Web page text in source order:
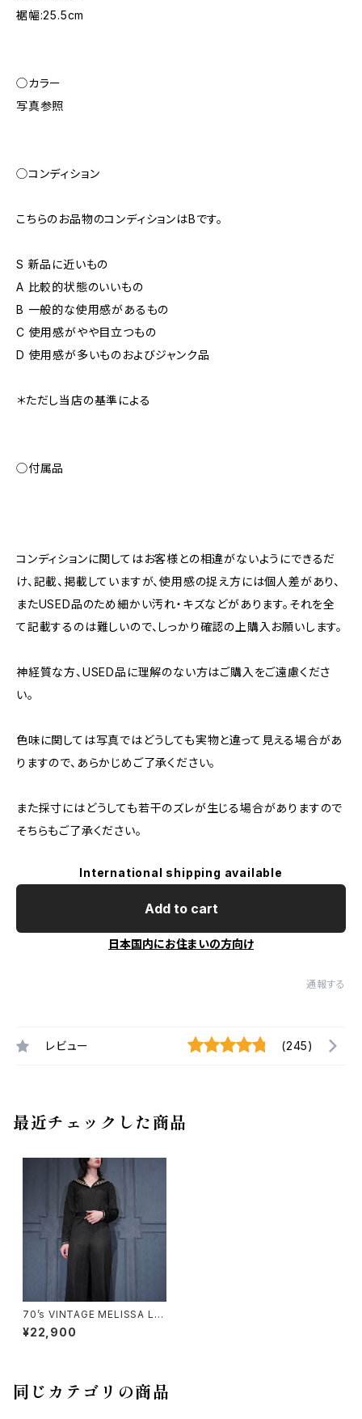
裾幅:25.5cm
◯カラー
写真参照
◯コンディション
こちらのお品物のコンディションはBです。
S 新品に近いもの
A 比較的状態のいいもの
B 一般的な使用感があるもの
C 使用感がやや目立つもの
D 使用感が多いものおよびジャンク品
＊ただし当店の基準による
◯付属品
コンディションに関してはお客様との相違がないようにできるだ
け、記載、掲載していますが、使用感の捉え方には個人差があり、
またUSED品のため細かい汚れ・キズなどがあります。それを全
て記載するのは難しいので、しっかり確認の上購入お願いします。
神経質な方、USED品に理解のない方はご購入をご遠慮くださ
い。
色味に関しては写真ではどうしても実物と違って見える場合があ
りますので、あらかじめご了承ください。
また採寸にはどうしても若干のズレが生じる場合がありますので
そちらもご了承ください。
International shipping available
Add to cart
日本国内にお住まいの方向け
通報する
レビュー (245)
最近チェックした商品
70’s VINTAGE MELISSA LA
NE SAILER COLLAR DESIG
N ALL IN ONE/70年代アメリ
¥22,900
同じカテゴリの商品